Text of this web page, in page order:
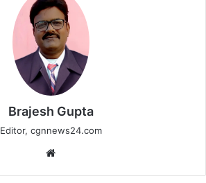
Brajesh Gupta
Editor, cgnnews24.com